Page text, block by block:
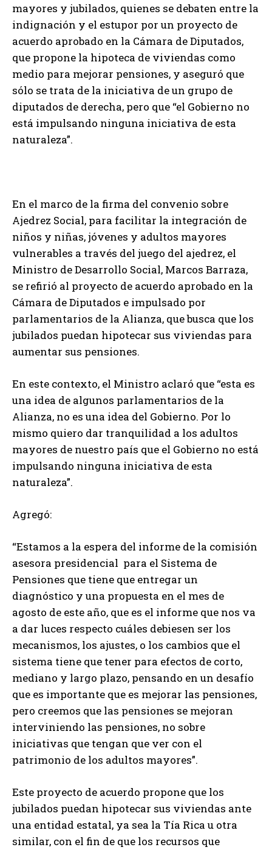
mayores y jubilados, quienes se debaten entre la
indignación y el estupor por un proyecto de
acuerdo aprobado en la Cámara de Diputados,
que propone la hipoteca de viviendas como
medio para mejorar pensiones, y aseguró que
sólo se trata de la iniciativa de un grupo de
diputados de derecha, pero que “el Gobierno no
está impulsando ninguna iniciativa de esta
naturaleza”.
En el marco de la firma del convenio sobre
Ajedrez Social, para facilitar la integración de
niños y niñas, jóvenes y adultos mayores
vulnerables a través del juego del ajedrez, el
Ministro de Desarrollo Social, Marcos Barraza,
se refirió al proyecto de acuerdo aprobado en la
Cámara de Diputados e impulsado por
parlamentarios de la Alianza, que busca que los
jubilados puedan hipotecar sus viviendas para
aumentar sus pensiones.
En este contexto, el Ministro aclaró que “esta es
una idea de algunos parlamentarios de la
Alianza, no es una idea del Gobierno. Por lo
mismo quiero dar tranquilidad a los adultos
mayores de nuestro país que el Gobierno no está
impulsando ninguna iniciativa de esta
naturaleza”.
Agregó:
“Estamos a la espera del informe de la comisión
asesora presidencial para el Sistema de
Pensiones que tiene que entregar un
diagnóstico y una propuesta en el mes de
agosto de este año, que es el informe que nos va
a dar luces respecto cuáles debiesen ser los
mecanismos, los ajustes, o los cambios que el
sistema tiene que tener para efectos de corto,
mediano y largo plazo, pensando en un desafío
que es importante que es mejorar las pensiones,
pero creemos que las pensiones se mejoran
interviniendo las pensiones, no sobre
iniciativas que tengan que ver con el
patrimonio de los adultos mayores”.
Este proyecto de acuerdo propone que los
jubilados puedan hipotecar sus viviendas ante
una entidad estatal, ya sea la Tía Rica u otra
similar, con el fin de que los recursos que